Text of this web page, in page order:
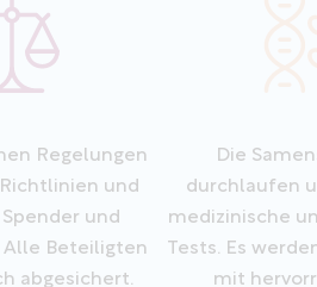
Regelungen
und
und
Alle Beteiligten
abgesichert.
Die
durchlaufen
medizinische
Tests. Es
mit